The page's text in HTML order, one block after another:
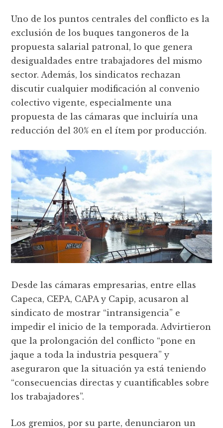
Uno de los puntos centrales del conflicto es la
exclusión de los buques tangoneros de la
propuesta salarial patronal, lo que genera
desigualdades entre trabajadores del mismo
sector. Además, los sindicatos rechazan
discutir cualquier modificación al convenio
colectivo vigente, especialmente una
propuesta de las cámaras que incluiría una
reducción del 30% en el ítem por producción.
Desde las cámaras empresarias, entre ellas
Capeca, CEPA, CAPA y Capip, acusaron al
sindicato de mostrar “intransigencia” e
impedir el inicio de la temporada. Advirtieron
que la prolongación del conflicto “pone en
jaque a toda la industria pesquera” y
aseguraron que la situación ya está teniendo
“consecuencias directas y cuantificables sobre
los trabajadores”.
Los gremios, por su parte, denunciaron un